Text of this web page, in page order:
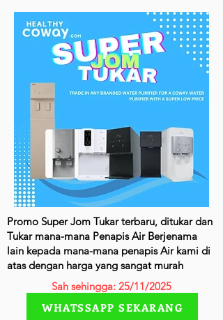
Promo Super Jom Tukar terbaru, ditukar dan
Tukar mana-mana Penapis Air Berjenama
lain kepada mana-mana penapis Air kami di
atas dengan harga yang sangat murah
Sah sehingga: 25/11/2025
WHATSSAPP SEKARANG